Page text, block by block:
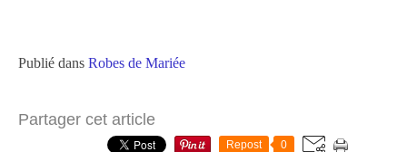
Publié dans Robes de Mariée
Partager cet article
Repost 0